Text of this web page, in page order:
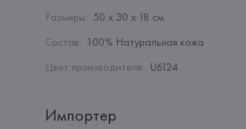
Размеры: 50 х 30 х 18 см
Состав: 100% Натуральная кожа
Цвет производителя: U6124
Импортер